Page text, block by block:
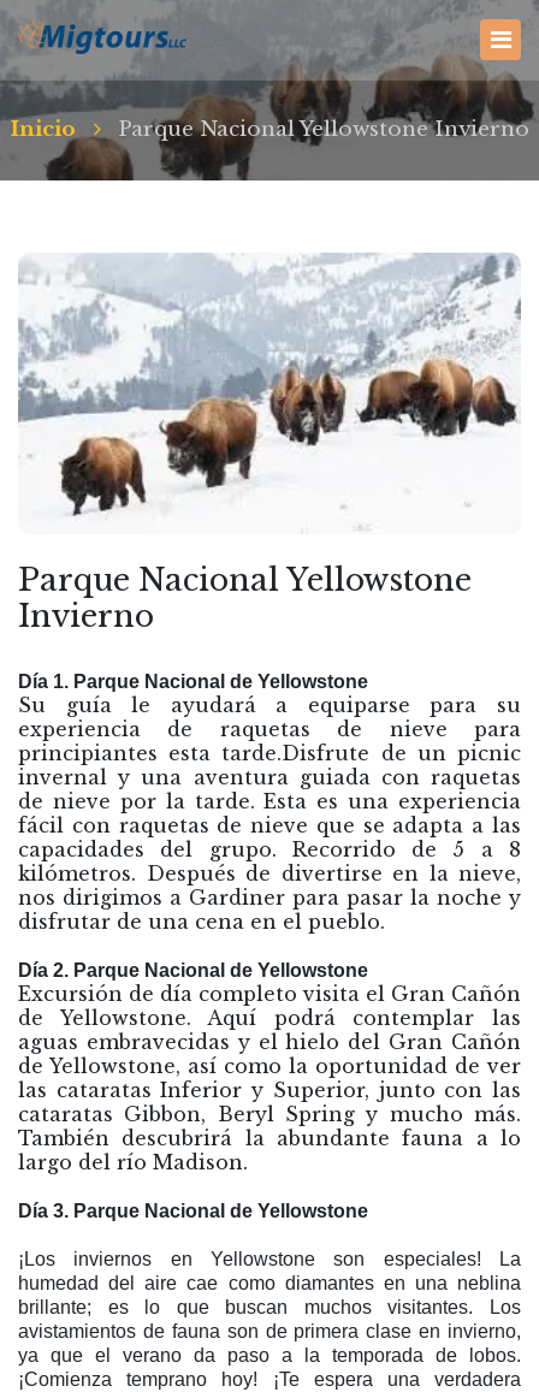
Inicio Parque Nacional Yellowstone Invierno
Parque Nacional Yellowstone
Invierno
Día 1. Parque Nacional de Yellowstone
Su guía le ayudará a equiparse para su
experiencia de raquetas de nieve para
principiantes esta tarde.Disfrute de un picnic
invernal y una aventura guiada con raquetas
de nieve por la tarde. Esta es una experiencia
fácil con raquetas de nieve que se adapta a las
capacidades del grupo. Recorrido de 5 a 8
kilómetros. Después de divertirse en la nieve,
nos dirigimos a Gardiner para pasar la noche y
disfrutar de una cena en el pueblo.
Día 2. Parque Nacional de Yellowstone
Excursión de día completo visita el Gran Cañón
de Yellowstone. Aquí podrá contemplar las
aguas embravecidas y el hielo del Gran Cañón
de Yellowstone, así como la oportunidad de ver
las cataratas Inferior y Superior, junto con las
cataratas Gibbon, Beryl Spring y mucho más.
También descubrirá la abundante fauna a lo
largo del río Madison.
Día 3. Parque Nacional de Yellowstone
¡Los inviernos en Yellowstone son especiales! La
humedad del aire cae como diamantes en una neblina
brillante; es lo que buscan muchos visitantes. Los
avistamientos de fauna son de primera clase en invierno,
ya que el verano da paso a la temporada de lobos.
¡Comienza temprano hoy! ¡Te espera una verdadera